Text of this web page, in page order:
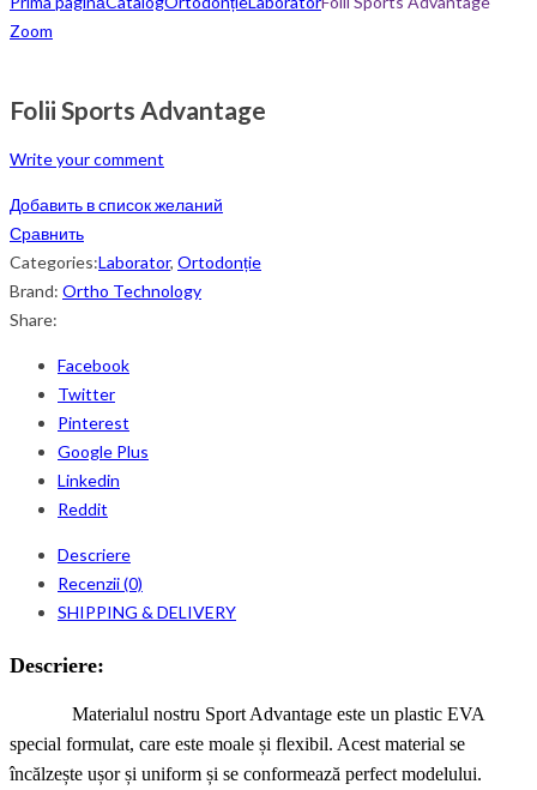
Zoom
Folii Sports Advantage
Write your comment
Добавить в список желаний
Сравнить
Categories:Laborator, Ortodonție
Brand: Ortho Technology
Share:
Facebook
Twitter
Pinterest
Google Plus
Linkedin
Reddit
Descriere
Recenzii (0)
SHIPPING & DELIVERY
Descriere:
Materialul nostru Sport Advantage este un plastic EVA
special formulat, care este moale și flexibil. Acest material se
încălzește ușor și uniform și se conformează perfect modelului.